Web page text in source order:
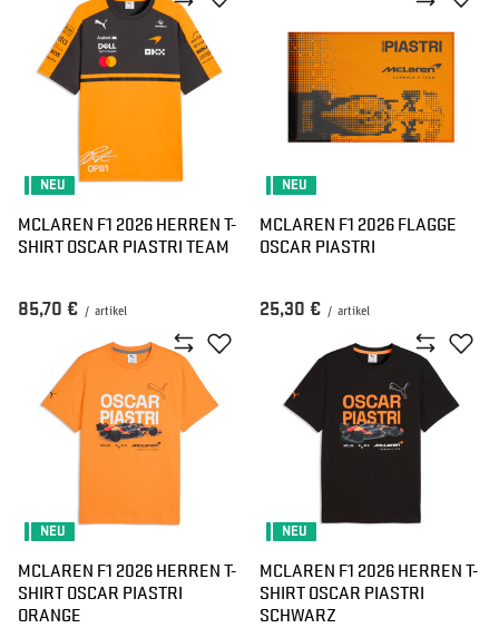
NEU
MCLAREN F1 2026 HERREN T-
SHIRT OSCAR PIASTRI TEAM
85,70 € / artikel
NEU
MCLAREN F1 2026 FLAGGE
OSCAR PIASTRI
25,30 € / artikel
NEU
MCLAREN F1 2026 HERREN T-
SHIRT OSCAR PIASTRI
ORANGE
NEU
MCLAREN F1 2026 HERREN T-
SHIRT OSCAR PIASTRI
SCHWARZ